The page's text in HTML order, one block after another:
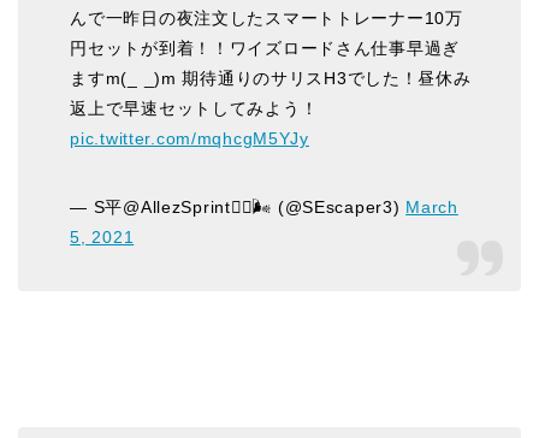
んで一昨日の夜注文したスマートトレーナー10万
円セットが到着！！ワイズロードさん仕事早過ぎ
ますm(_ _)m 期待通りのサリスH3でした！昼休み
返上で早速セットしてみよう！
pic.twitter.com/mqhcgM5YJy
— S平@AllezSprint🚴‍♂️🌬 (@SEscaper3) March
5, 2021